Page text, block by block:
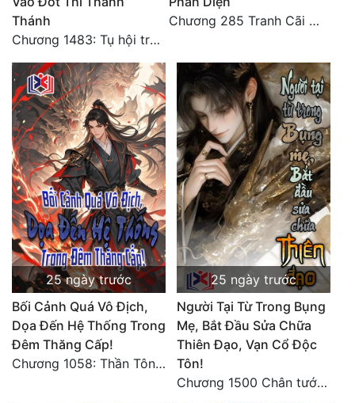
Đẹp
Tính Cách Nhân Vật :
Cơ Trí
Sát Phạt Quyết Đoán
Vô Sỉ
Điềm Đạm
Thánh
Chương 1483: Tụ hội trước đại chiến
Chương 285 Tranh Cãi Giữa Sư Đồ
25 ngày trước
Bối Cảnh Quá Vô Địch,
Dọa Đến Hệ Thống Trong
Đêm Thăng Cấp!
Chương 1058: Thần Tôn vây giết, một kiếm bêu đầu, liều mạng một lần!
25 ngày trước
Người Tại Từ Trong Bụng
Mẹ, Bắt Đầu Sửa Chữa
Thiên Đạo, Vạn Cổ Độc
Tôn!
Chương 1500 Chân tướng thế giới! Tam thế hợp nhất! (kết thúc) (5)